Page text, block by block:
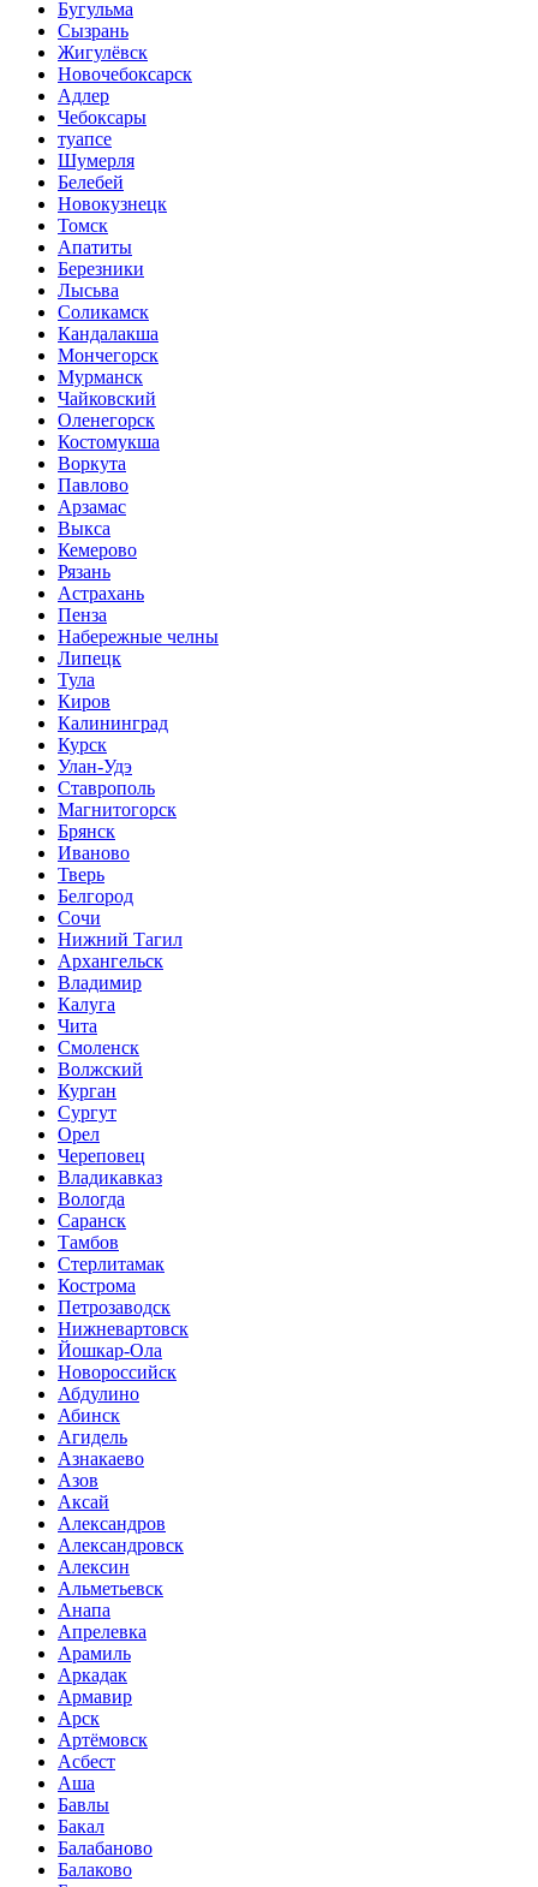
Бугульма
Сызрань
Жигулёвск
Новочебоксарск
Адлер
Чебоксары
туапсе
Шумерля
Белебей
Новокузнецк
Томск
Апатиты
Березники
Лысьва
Соликамск
Кандалакша
Мончегорск
Мурманск
Чайковский
Оленегорск
Костомукша
Воркута
Павлово
Арзамас
Выкса
Кемерово
Рязань
Астрахань
Пенза
Набережные челны
Липецк
Тула
Киров
Калининград
Курск
Улан-Удэ
Ставрополь
Магнитогорск
Брянск
Иваново
Тверь
Белгород
Сочи
Нижний Тагил
Архангельск
Владимир
Калуга
Чита
Смоленск
Волжский
Курган
Сургут
Орел
Череповец
Владикавказ
Вологда
Саранск
Тамбов
Стерлитамак
Кострома
Петрозаводск
Нижневартовск
Йошкар-Ола
Новороссийск
Абдулино
Абинск
Агидель
Азнакаево
Азов
Аксай
Александров
Александровск
Алексин
Альметьевск
Анапа
Апрелевка
Арамиль
Аркадак
Армавир
Арск
Артёмовск
Асбест
Аша
Бавлы
Бакал
Балабаново
Балаково